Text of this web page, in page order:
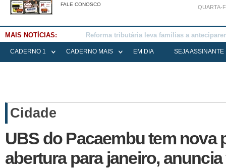
FALE CONOSCO QUARTA-
MAIS NOTÍCIAS: Falece Elena Menoia Cesarin
CADERNO 1 CADERNO MAIS EM DIA SEJA ASSINANTE
Cidade
UBS do Pacaembu tem nova
abertura para janeiro,